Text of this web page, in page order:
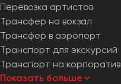
Перевозка артистов
Трансфер на вокзал
Трансфер в аэропорт
Транспорт для экскурсий
Транспорт на корпоратив
Показать больше